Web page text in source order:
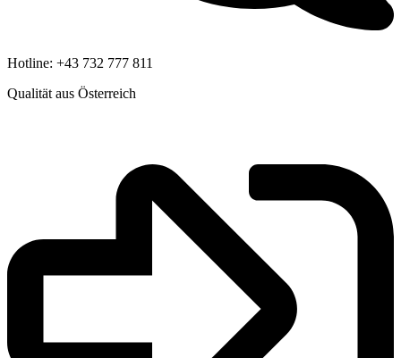
Hotline: +43 732 777 811
Qualität aus Österreich